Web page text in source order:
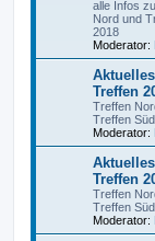
alle Infos
Nord und
2018
Moderator:
Treffen
Treffen
Treffen Süd
Moderator:
Treffen
Treffen
Treffen
Moderator: